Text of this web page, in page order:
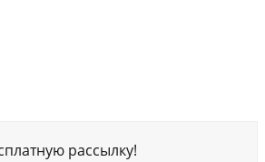
рассылку!